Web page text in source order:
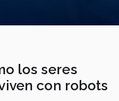
los seres
con robots